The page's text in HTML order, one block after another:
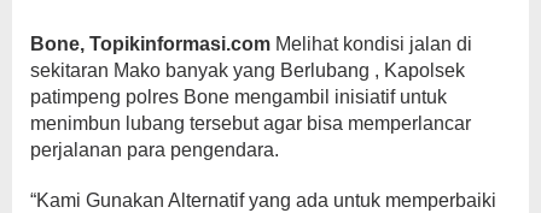
Bone, Topikinformasi.com Melihat kondisi jalan di
sekitaran Mako banyak yang Berlubang , Kapolsek
patimpeng polres Bone mengambil inisiatif untuk
menimbun lubang tersebut agar bisa memperlancar
perjalanan para pengendara.
“Kami Gunakan Alternatif yang ada untuk memperbaiki